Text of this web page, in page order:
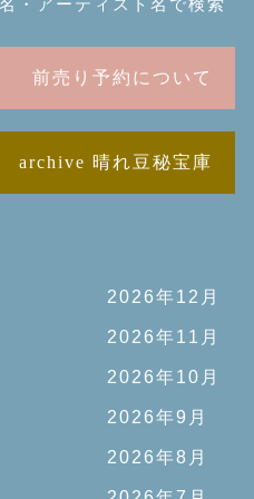
・アーティスト名で検索
前売り予約について
archive 晴れ豆秘宝庫
2026年12月
2026年11月
2026年10月
2026年9月
2026年8月